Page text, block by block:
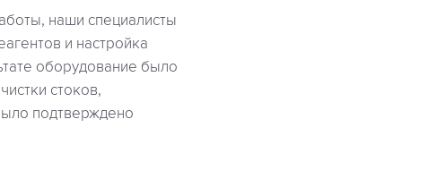
наши специалисты
и настройка
оборудование было
стоков,
подтверждено